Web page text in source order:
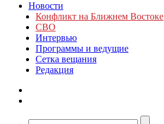
Новости
Конфликт на Ближнем Востоке
СВО
Интервью
Программы и ведущие
Сетка вещания
Редакция